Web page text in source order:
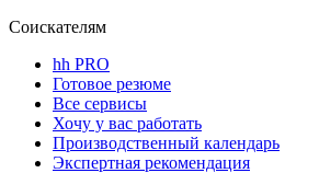
Соискателям
hh PRO
Готовое резюме
Все сервисы
Хочу у вас работать
Производственный календарь
Экспертная рекомендация